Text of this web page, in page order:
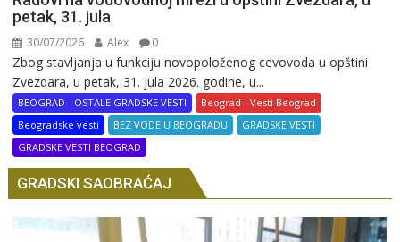
petak, 31. jula
30/07/2026 Alex 0
Zbog stavljanja u funkciju novopoloženog cevovoda u opštini
Zvezdara, u petak, 31. jula 2026. godine, u...
BEOGRAD - OSTALE GRADSKE VESTI
Beograd - Vesti Beograd
Beogradske vesti
BEZ VODE U BEOGRADU
GRADSKE VESTI
GRADSKE VESTI BEOGRAD
GRADSKI SAOBRAĆAJ